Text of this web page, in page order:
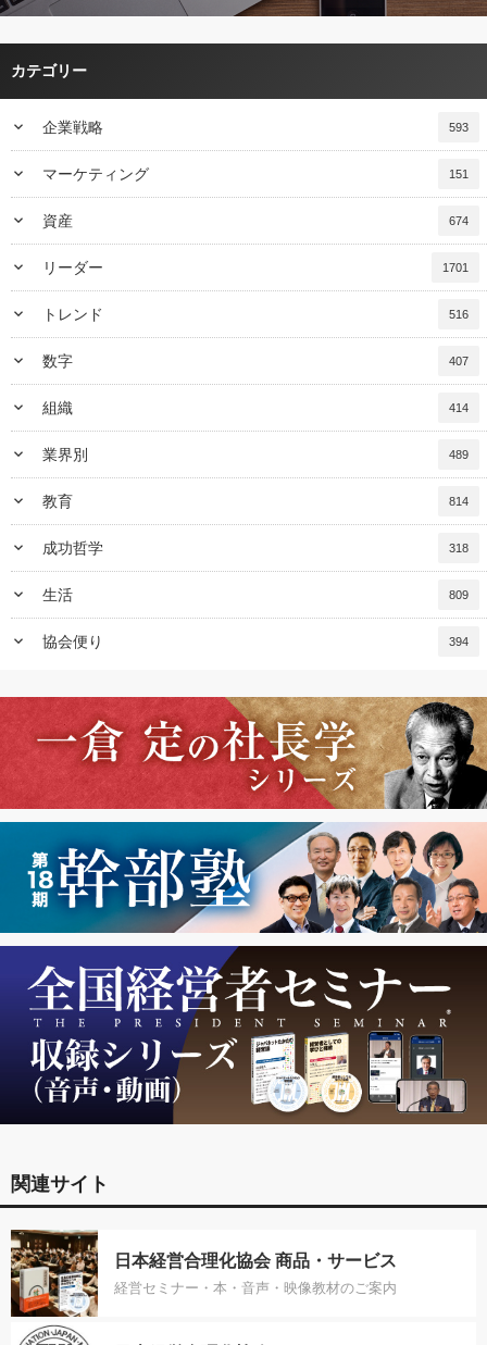
カテゴリー
keyboard_arrow_down 企業戦略 593
keyboard_arrow_down マーケティング 151
keyboard_arrow_down 資産 674
keyboard_arrow_down リーダー 1701
keyboard_arrow_down トレンド 516
keyboard_arrow_down 数字 407
keyboard_arrow_down 組織 414
keyboard_arrow_down 業界別 489
keyboard_arrow_down 教育 814
keyboard_arrow_down 成功哲学 318
keyboard_arrow_down 生活 809
keyboard_arrow_down 協会便り 394
関連サイト
日本経営合理化協会 商品・サービス
経営セミナー・本・音声・映像教材のご案内